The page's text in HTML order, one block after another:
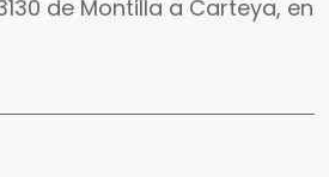
de Montilla a Carteya, en